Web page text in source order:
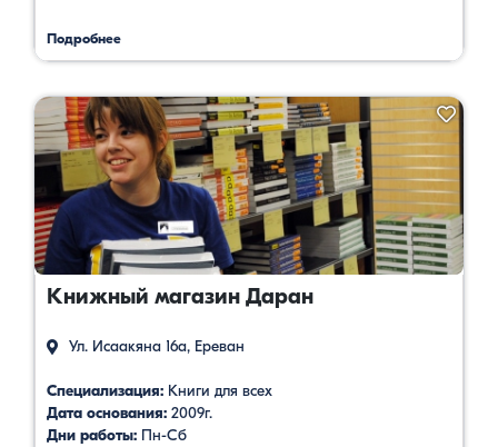
Подробнее
Книжный магазин Даран
Ул. Исаакяна 16а, Ереван
Специализация: Книги для всех
Дата основания: 2009г.
Дни работы: Пн-Сб